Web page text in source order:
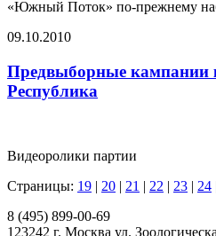
«Южный Поток» по-прежнему
09.10.2010
Предвыборные кампании
Республика
Видеоролики партии
Страницы: 19 | 20 | 21 | 22 | 23 | 24
8 (495) 899-00-69
123242 г. Москва ул.